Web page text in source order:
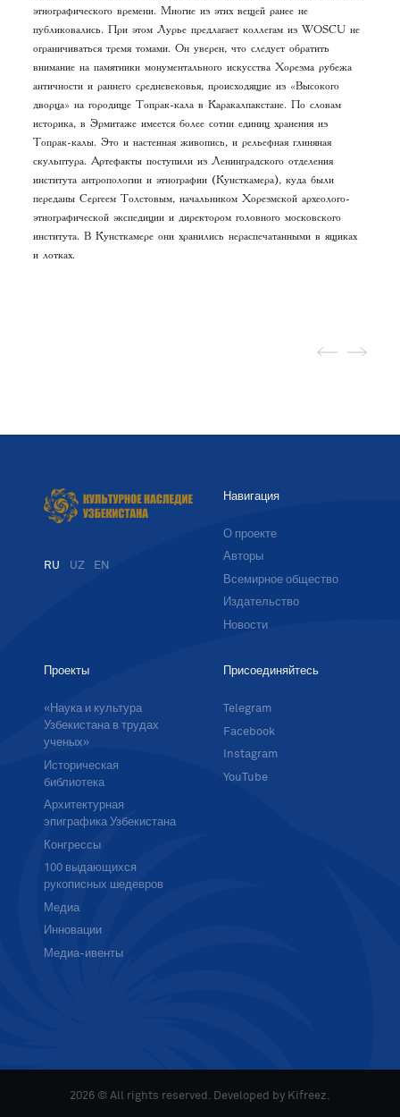
этнографического времени. Многие из этих вещей ранее не
публиковались. При этом Лурье предлагает коллегам из WOSCU не
ограничиваться тремя томами. Он уверен, что следует обратить
внимание на памятники монументального искусства Хорезма рубежа
античности и раннего средневековья, происходящие из «Высокого
дворца» на городище Топрак-кала в Каракалпакстане. По словам
историка, в Эрмитаже имеется более сотни единиц хранения из
Топрак-калы. Это и настенная живопись, и рельефная глиняная
скульптура. Артефакты поступили из Ленинградского отделения
института антропологии и этнографии (Кунсткамера), куда были
переданы Сергеем Толстовым, начальником Хорезмской археолого-
этнографической экспедиции и директором головного московского
института. В Кунсткамере они хранились нераспечатанными в ящиках
и лотках.
RU UZ EN
Навигация
О проекте
Авторы
Всемирное общество
Издательство
Новости
Проекты
«Наука и культура
Узбекистана в трудах
ученых»
Историческая
библиотека
Архитектурная
эпиграфика Узбекистана
Конгрессы
100 выдающихся
рукописных шедевров
Медиа
Инновации
Медиа-ивенты
Присоединяйтесь
Telegram
Facebook
Instagram
YouTube
2026 © All rights reserved. Developed by Kifreez.